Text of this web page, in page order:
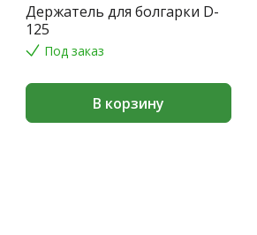
Держатель для болгарки D-
125
Под заказ
В корзину